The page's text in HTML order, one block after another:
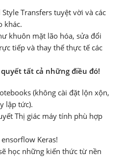
Transfers tuyệt vời và các
khác.
khuôn mặt lão hóa, sửa đổi
tiếp và thay thế thực tế các
tất cả những điều đó!
(không cài đặt lộn xộn,
lập tức).
Thị giác máy tính phù hợp
Keras!
học những kiến ​​thức từ nền